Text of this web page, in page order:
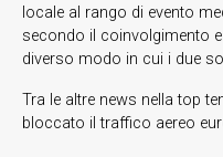
locale al rango di evento
secondo il coinvolgimento
diverso modo in cui i due
Tra le altre news nella top
bloccato il traffico aereo